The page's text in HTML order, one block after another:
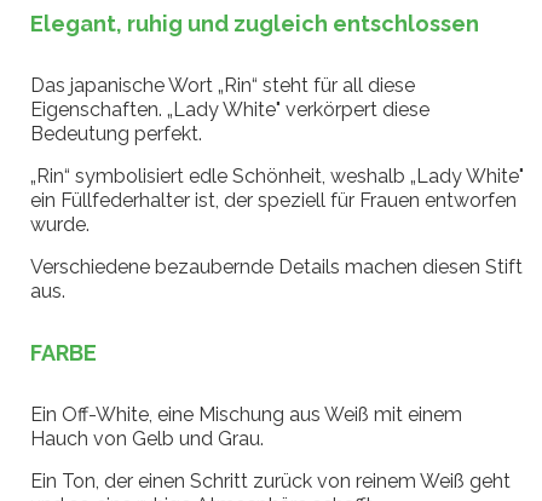
Elegant, ruhig und zugleich entschlossen
Das japanische Wort „Rin“ steht für all diese
Eigenschaften. „Lady White" verkörpert diese
Bedeutung perfekt.
„Rin“ symbolisiert edle Schönheit, weshalb „Lady White"
ein Füllfederhalter ist, der speziell für Frauen entworfen
wurde.
Verschiedene bezaubernde Details machen diesen Stift
aus.
FARBE
Ein Off-White, eine Mischung aus Weiß mit einem
Hauch von Gelb und Grau.
Ein Ton, der einen Schritt zurück von reinem Weiß geht